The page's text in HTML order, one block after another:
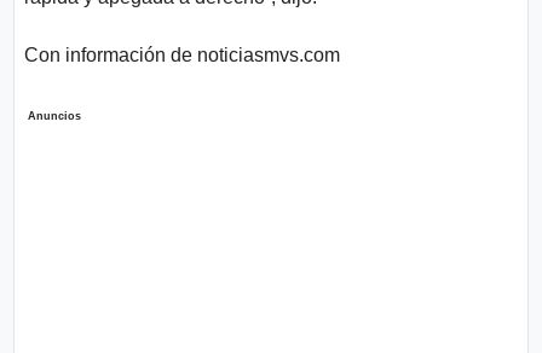
Con información de noticiasmvs.com
Anuncios